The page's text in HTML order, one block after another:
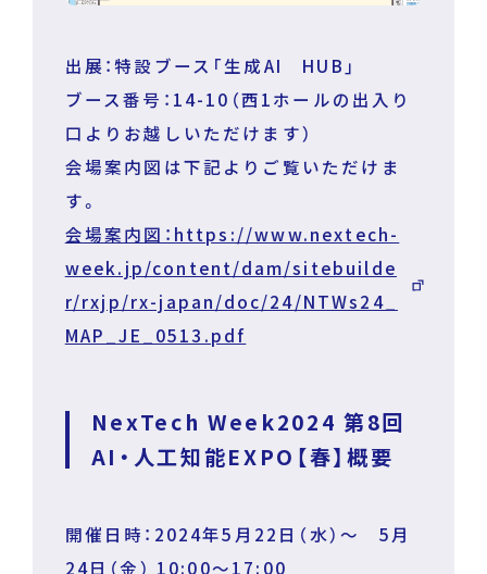
出展：特設ブース「生成AI HUB」
ブース番号：14-10（西1ホールの出入り
口よりお越しいただけます）
会場案内図は下記よりご覧いただけま
す。
会場案内図：https://www.nextech-
week.jp/content/dam/sitebuilde
r/rxjp/rx-japan/doc/24/NTWs24_
MAP_JE_0513.pdf
NexTech Week2024 第8回
AI・人工知能EXPO【春】概要
開催日時：2024年5月22日（水）～ 5月
24日（金） 10:00～17:00